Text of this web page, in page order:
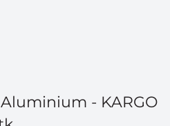
- KARGO